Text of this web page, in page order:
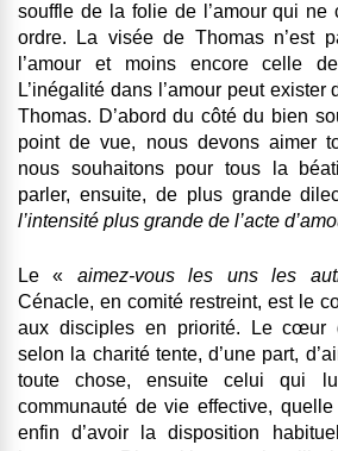
souffle de la folie de l’amour qui ne
ordre. La visée de Thomas n’est
l’amour et moins encore celle
L’inégalité dans l’amour peut
Thomas. D’abord du côté du bien
point de vue, nous devons aimer
nous souhaitons pour tous la
parler, ensuite, de plus grande
l’intensité plus grande de l’acte
Le « aimez-vous les uns les
Cénacle, en comité restreint, est le
aux disciples en priorité. Le cœur
selon la charité tente, d’une part,
toute chose, ensuite celui qui
communauté de vie effective,
enfin d’avoir la disposition